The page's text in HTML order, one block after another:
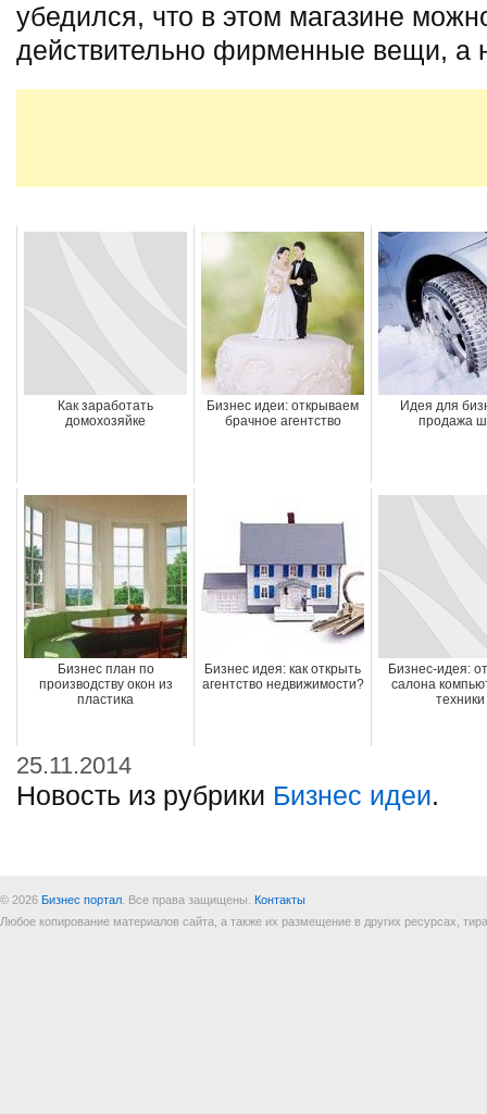
убедился, что в этом магазине
действительно фирменные вещи, а
Как заработать
домохозяйке
Бизнес идеи: открываем
брачное агентство
Идея для
продажа
Бизнес план по
производству окон из
пластика
Бизнес идея: как открыть
агентство недвижимости?
Бизнес-идея:
салона
техники
25.11.2014
Новость из рубрики Бизнес идеи.
© 2026 Бизнес портал . Все права защищены. Контакты
Любое копирование материалов сайта, а также их размещение в других ресурсах,